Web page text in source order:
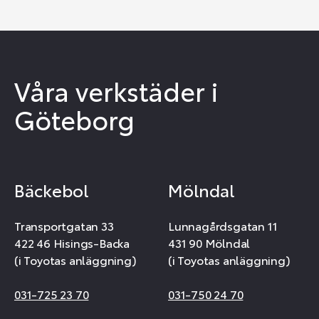
Våra verkstäder i
Göteborg
Bäckebol
Transportgatan 33
422 46 Hisings-Backa
(i Toyotas anläggning)
031-725 23 70
Mölndal
Lunnagårdsgatan 11
431 90 Mölndal
(i Toyotas anläggning)
031-750 24 70